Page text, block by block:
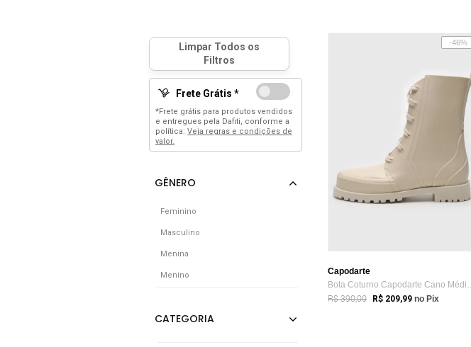
Frete Grátis *
*Frete grátis para produtos vendidos
e entregues pela Dafiti, conforme a
política: Veja regras e condições de
valor.
Feminino
Masculino
Menina
Menino
-46%
Capodarte
Bota Coturno
R$ 390,00 R$ 209,99 no Pix